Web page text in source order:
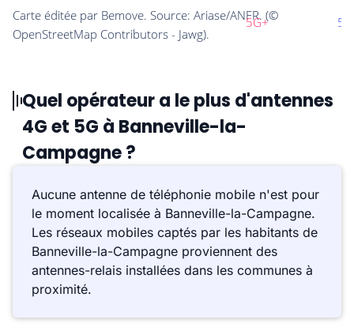
Quel opérateur a le plus d'antennes
4G et 5G à Banneville-la-
Campagne ?
Aucune antenne de téléphonie mobile n'est pour
le moment localisée à Banneville-la-Campagne.
Les réseaux mobiles captés par les habitants de
Banneville-la-Campagne proviennent des
antennes-relais installées dans les communes à
proximité.